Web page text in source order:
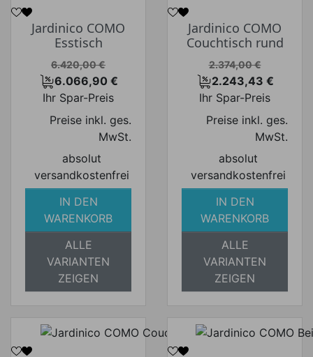
Jardinico COMO
Esstisch
Verkaufspreis
6.420,00 €
Preis
6.066,90 €
Ihr Spar-Preis
Preise inkl. ges.
MwSt.
absolut
versandkostenfrei
IN DEN
WARENKORB
ALLE
VARIANTEN
ZEIGEN
Jardinico COMO
Couchtisch rund
Verkaufspreis
2.374,00 €
Preis
2.243,43 €
Ihr Spar-Preis
Preise inkl. ges.
MwSt.
absolut
versandkostenfrei
IN DEN
WARENKORB
ALLE
VARIANTEN
ZEIGEN